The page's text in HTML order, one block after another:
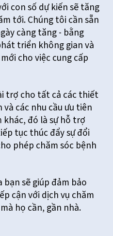
con số dự kiến sẽ tăng
tới. Chúng tôi cần sẵn
càng tăng - bằng
triển không gian và
cho việc cung cấp
trợ cho tất cả các thiết
các nhu cầu ưu tiên
khác, đó là sự hỗ trợ
tục thúc đẩy sự đổi
phép chăm sóc bệnh
bạn sẽ giúp đảm bảo
cận với dịch vụ chăm
họ cần, gần nhà.